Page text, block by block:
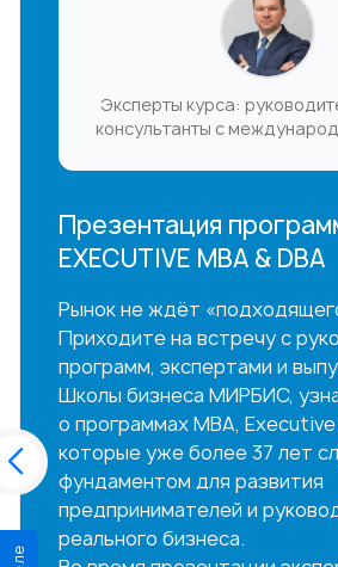
Эксперты курса:
консультанты с
Презентация
EXECUTIVE MBA & DBA
Рынок не ждёт
Приходите на встречу с
программ, экспертами и
Школы бизнеса МИРБИС,
о программах MBA, Executive
которые уже более 37 лет
фундаментом для развития
предпринимателей и
реального бизнеса.